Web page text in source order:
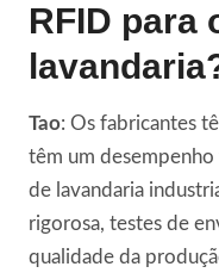
RFID para
Tao: Os fabricantes
têm um
de lavandaria
rigorosa, testes de
qualidade da